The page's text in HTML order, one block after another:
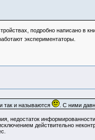
подробно написано в
экспериментаторы.
так и называются
. С ними
недостаток
действительно